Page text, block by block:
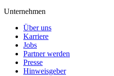
Unternehmen
Über uns
Karriere
Jobs
Partner werden
Presse
Hinweisgeber